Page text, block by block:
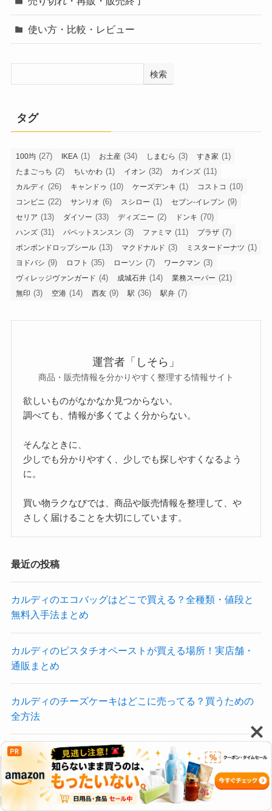
使い方・比較・レビュー
検索
タグ
100均 (27) IKEA (1) お土産 (34) しまむら (3) すき家 (1)
たまごっち (2) ちいかわ (1) イオン (32) カインズ (11)
カルディ (26) キャンドゥ (10) ケーズデンキ (1) コストコ (10)
コンビニ (22) サンリオ (6) スシロー (1) セブン-イレブン (9)
セリア (13) ダイソー (33) ディズニー (2) ドンキ (70)
ハンズ (31) パペットスンスン (3) ファミマ (11) プラザ (7)
ボンボンドロップシール (13) マクドナルド (3) ミスタードーナツ (1)
ヨドバシ (9) ロフト (35) ローソン (7) ワークマン (3)
ヴィレッジヴァンガード (4) 成城石井 (14) 業務スーパー (21)
無印 (3) 空港 (14) 西友 (9) 駅 (36) 駅弁 (7)
運営者「しそら」
商品・販売情報を分かりやすく整理する情報サイト
欲しいものがなかなか見つからない。
調べても、情報が多くてよく分からない。
そんなときに、
少しでも分かりやすく、少しでも探しやすくなるよう
に。
買い物ラクなびでは、商品や販売情報を整理して、や
さしく届けることを大切にしています。
最近の投稿
カルディのエコバッグはどこで買える？全種類・値段と
無料入手法まとめ
カルディのピスタチオペーストが買える場所！実店舗・
通販まとめ
カルディのチーズケーキはどこに売ってる？買うための
全方法
カルディ フライドチキンの素はどこで買える？店舗・通
販まとめ
カルディ トリュフマヨネーズはどこで買える？売り場・